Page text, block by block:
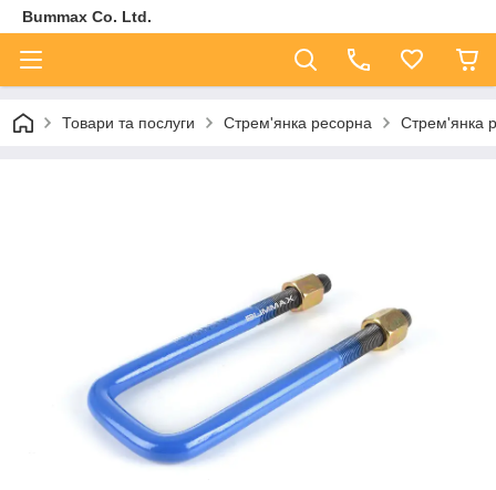
Bummax Co. Ltd.
Товари та послуги Стрем'янка ресорна Стрем'янка